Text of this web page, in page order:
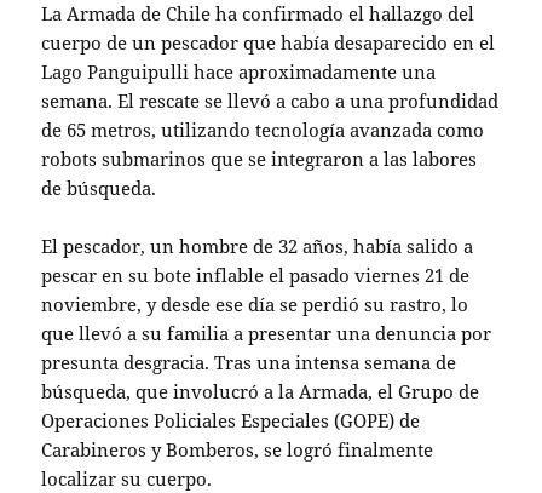
La Armada de Chile ha confirmado el hallazgo del
cuerpo de un pescador que había desaparecido en el
Lago Panguipulli hace aproximadamente una
semana. El rescate se llevó a cabo a una profundidad
de 65 metros, utilizando tecnología avanzada como
robots submarinos que se integraron a las labores
de búsqueda.
El pescador, un hombre de 32 años, había salido a
pescar en su bote inflable el pasado viernes 21 de
noviembre, y desde ese día se perdió su rastro, lo
que llevó a su familia a presentar una denuncia por
presunta desgracia. Tras una intensa semana de
búsqueda, que involucró a la Armada, el Grupo de
Operaciones Policiales Especiales (GOPE) de
Carabineros y Bomberos, se logró finalmente
localizar su cuerpo.